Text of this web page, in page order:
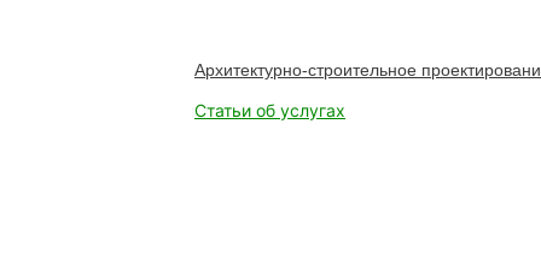
Архитектурно-строительное
Статьи об услугах